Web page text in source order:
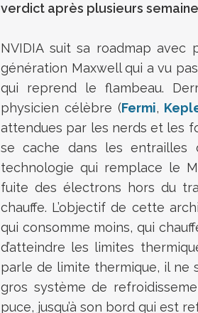
verdict après plusieurs
NVIDIA suit sa roadmap avec
génération Maxwell qui a vu
qui reprend le flambeau.
physicien célèbre (Fermi,
attendues par les nerds et les
se cache dans les
technologie qui remplace le
fuite des électrons hors du
chauffe. L’objectif de cette
qui consomme moins, qui
d’atteindre les limites
parle de limite thermique, il ne
gros système de
puce, jusqu’à son bord qui est